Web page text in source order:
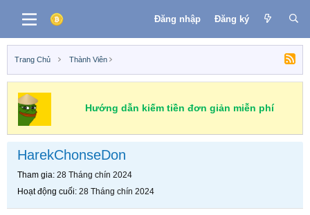
Đăng nhập Đăng ký
Trang Chủ Thành Viên
Hướng dẫn kiếm tiền đơn giản miễn phí
HarekChonseDon
Tham gia 28 Tháng chín 2024
Hoạt động cuối 28 Tháng chín 2024